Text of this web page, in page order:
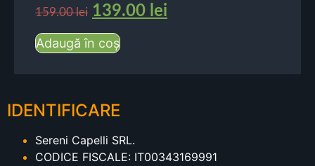
159.00lei 139.00 lei
Adaugă în coș
IDENTIFICARE
Sereni Capelli SRL.
CODICE FISCALE: IT00343169991